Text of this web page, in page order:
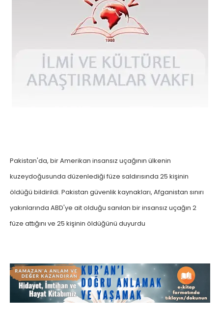
Pakistan'da, bir Amerikan insansız uçağının ülkenin
kuzeydoğusunda düzenlediği füze saldırısında 25 kişinin
öldüğü bildirildi. Pakistan güvenlik kaynakları, Afganistan sınırı
yakınlarında ABD'ye ait olduğu sanılan bir insansız uçağın 2
füze attığını ve 25 kişinin öldüğünü duyurdu